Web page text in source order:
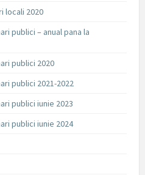
locali 2020
publici – anual pana la
publici 2020
publici 2021-2022
publici iunie 2023
publici iunie 2024